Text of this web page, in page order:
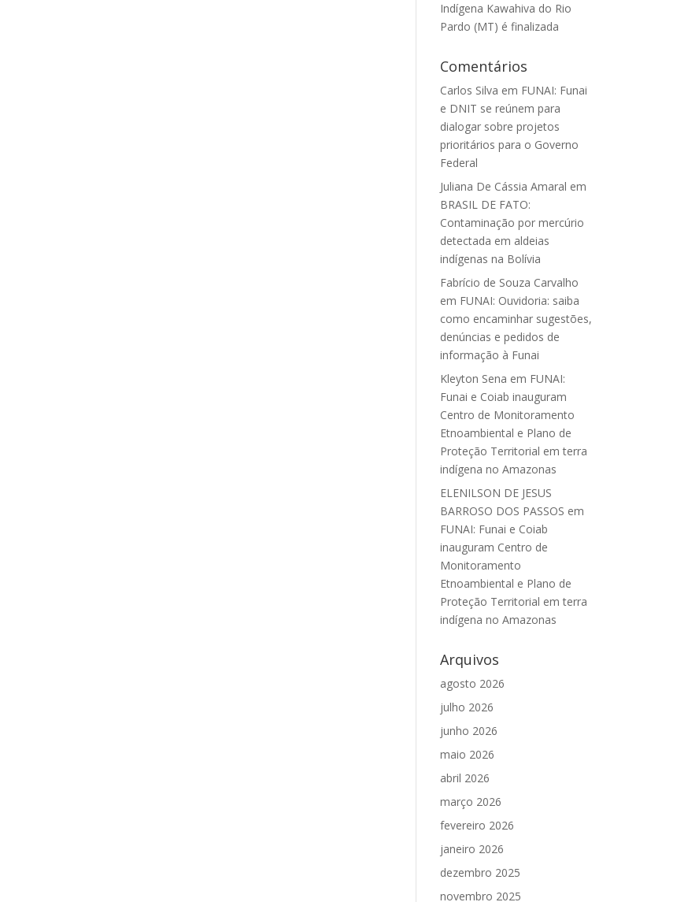
Indígena Kawahiva do Rio
Pardo (MT) é finalizada
Comentários
Carlos Silva em FUNAI: Funai
e DNIT se reúnem para
dialogar sobre projetos
prioritários para o Governo
Federal
Juliana De Cássia Amaral em
BRASIL DE FATO:
Contaminação por mercúrio
detectada em aldeias
indígenas na Bolívia
Fabrício de Souza Carvalho
em FUNAI: Ouvidoria: saiba
como encaminhar sugestões,
denúncias e pedidos de
informação à Funai
Kleyton Sena em FUNAI:
Funai e Coiab inauguram
Centro de Monitoramento
Etnoambiental e Plano de
Proteção Territorial em terra
indígena no Amazonas
ELENILSON DE JESUS
BARROSO DOS PASSOS em
FUNAI: Funai e Coiab
inauguram Centro de
Monitoramento
Etnoambiental e Plano de
Proteção Territorial em terra
indígena no Amazonas
Arquivos
agosto 2026
julho 2026
junho 2026
maio 2026
abril 2026
março 2026
fevereiro 2026
janeiro 2026
dezembro 2025
novembro 2025